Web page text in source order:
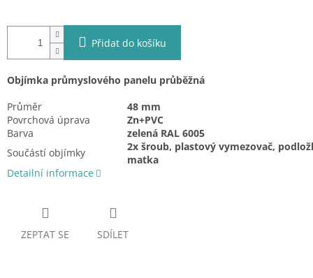
Přidat do košíku
Objímka průmyslového panelu průběžná
Průměr
48 mm
Povrchová úprava
Zn+PVC
Barva
zelená RAL 6005
Součástí objímky
2x šroub, plastový vymezovač,
matka
Detailní informace
ZEPTAT SE SDÍLET